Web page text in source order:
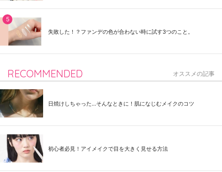
失敗した！？ファンデの色が合わない時に試す3つのこと。
RECOMMENDED オススメの記事
日焼けしちゃった...そんなときに！肌になじむメイクのコツ
初心者必見！アイメイクで目を大きく見せる方法